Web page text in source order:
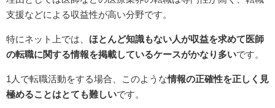
支援などによる収益性が高い分野です。
特にネット上では、 ほとんど知識もない人が収益を求めて医師
の転職に関する情報を掲載しているケースがかなり多いです。
1人で転職活動をする場合、このような情報の正確性を正しく見
極めることはとても難しいです。